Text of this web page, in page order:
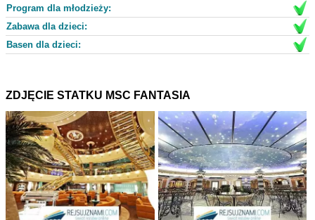
Program dla młodzieży:
Zabawa dla dzieci:
Basen dla dzieci:
ZDJĘCIE STATKU MSC FANTASIA